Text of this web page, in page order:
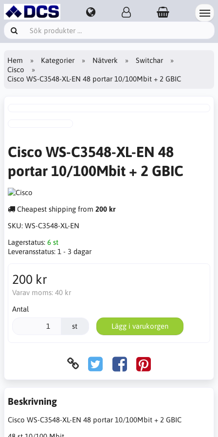
Hem Kategorier Nätverk
Switchar
Cisco
Cisco WS-C3548-XL-EN 48 portar 10/100Mbit + 2 GBIC
Cisco WS-C3548-XL-EN 48
portar 10/100Mbit + 2 GBIC
Cheapest shipping from 200 kr
SKU: WS-C3548-XL-EN
Lagerstatus: 6 st
Leveransstatus: 1 - 3 dagar
200 kr
Varav moms: 40 kr
Antal
st Lägg i varukorgen
Beskrivning
Cisco WS-C3548-XL-EN 48 portar 10/100Mbit + 2 GBIC